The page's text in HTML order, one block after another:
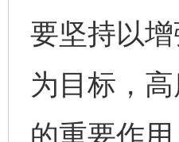
要坚持以
为目标，
的重要作